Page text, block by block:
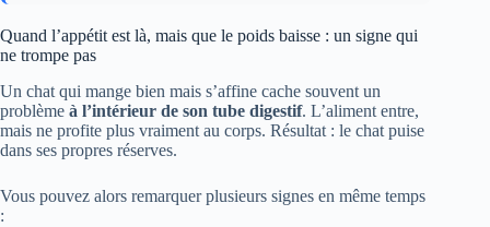
Quand l’appétit est là, mais que le poids baisse : un signe qui
ne trompe pas
Un chat qui mange bien mais s’affine cache souvent un
problème à l’intérieur de son tube digestif. L’aliment entre,
mais ne profite plus vraiment au corps. Résultat : le chat puise
dans ses propres réserves.
Vous pouvez alors remarquer plusieurs signes en même temps
: